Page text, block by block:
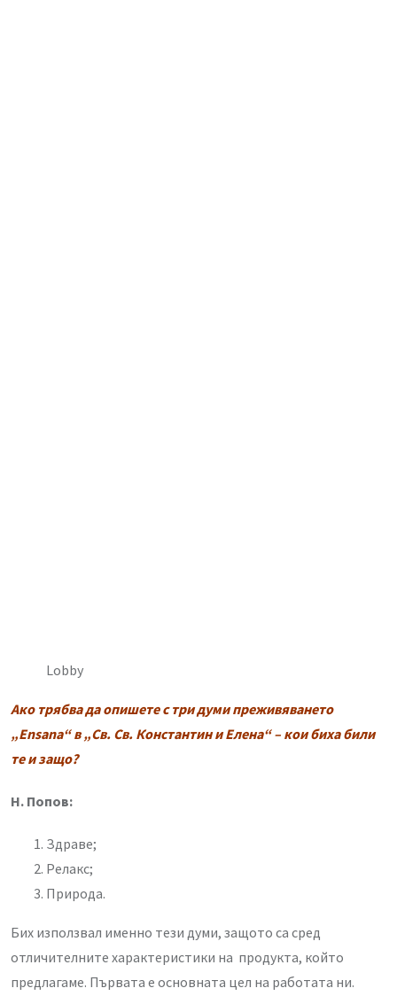
Lobby
Ако трябва да опишете с три думи преживяването
„Ensana“ в„Св. Св. Константин и Елена“ – кои биха били
те и защо?
Н. Попов:
Здраве;
Релакс;
Природа.
Бих използвал именно тези думи, защото са сред
отличителните характеристики на продукта, който
предлагаме. Първата е основната цел на работата ни.